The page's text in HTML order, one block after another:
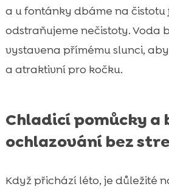
a u fontánky dbáme na čistotu
odstraňujeme nečistoty. Voda
vystavena přímému slunci,
a atraktivní pro kočku.
Chladicí pomůcky a
ochlazování bez
Když přichází léto, je důležité